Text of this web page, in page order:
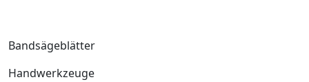
Bandsägeblätter
Handwerkzeuge